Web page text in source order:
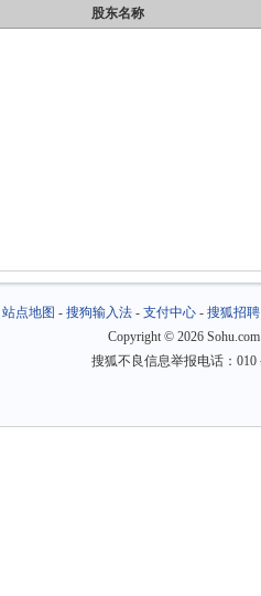
股东名称
站点地图 - 搜狗输入法- 支付中心- 搜狐招聘
Copyright © 2026
搜狐不良信息举报电话：010